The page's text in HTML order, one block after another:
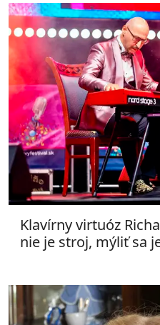
Klavírny virtuóz
nie je stroj, mýliť sa